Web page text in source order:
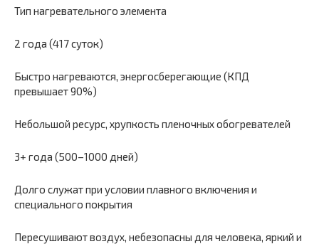
Тип нагревательного элемента
2 года (417 суток)
Быстро нагреваются, энергосберегающие (КПД
превышает 90%)
Небольшой ресурс, хрупкость пленочных обогревателей
3+ года (500–1000 дней)
Долго служат при условии плавного включения и
специального покрытия
Пересушивают воздух, небезопасны для человека, яркий и